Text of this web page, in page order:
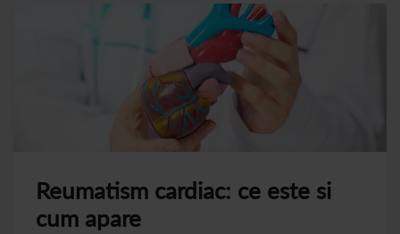
Reumatism cardiac: ce este si
cum apare